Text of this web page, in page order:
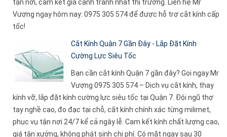
tận nơi, cam kết giá cạnh tranh nhất thị trường. Liên hệ Mr
Vượng ngay hôm nay: 0975 305 574 để được hỗ trợ cắt kính cấp
tốc!
Cắt Kính Quận 7 Gần Đây - Lắp Đặt Kính
Cường Lực Siêu Tốc
Bạn cần cắt kính Quận 7 gần đây? Gọi ngay Mr
Vượng 0975 305 574 – Dịch vụ cắt kính, thay
kính vỡ, lắp đặt kính cường lực siêu tốc tại Quận 7. Đội ngũ thợ
tay nghề cao, đo đạc tại chỗ, cắt kính chính xác từng milimet,
phục vụ tận nơi 24/7 kể cả ngày lễ. Cam kết kính chất lượng cao,
giá tận xưởng, không phát sinh chi phí. Có mặt ngay sau 30